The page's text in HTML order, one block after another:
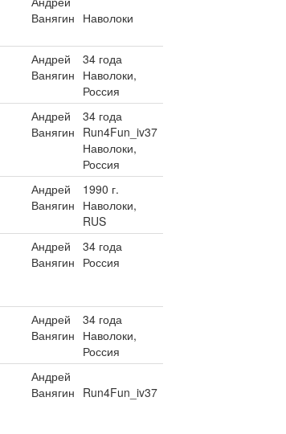
Ванягин Наволоки
Андрей
Ванягин
34 года
Наволоки,
Россия
Андрей
Ванягин
34 года
Run4Fun_iv37
Наволоки,
Россия
Андрей
Ванягин
1990 г.
Наволоки,
RUS
Андрей
Ванягин
34 года
Россия
Андрей
Ванягин
34 года
Наволоки,
Россия
Андрей
Ванягин Run4Fun_iv37